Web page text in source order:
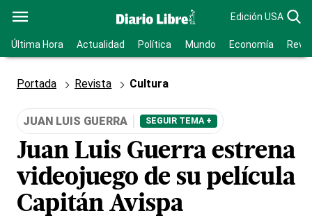
Edición USA
Última Hora Actualidad Política Mundo Economía
Portada Revista Cultura
JUAN LUIS GUERRA SEGUIR TEMA +
Juan Luis Guerra estrena
videojuego de su película
Capitán Avispa